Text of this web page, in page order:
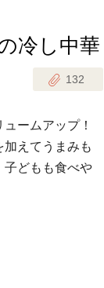
冷し中華
132
ームアップ！
えてうまみも
子どもも食べや
の幼児食
菜
弁当
・デザート